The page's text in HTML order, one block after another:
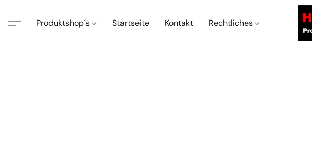
Produktshop´s Startseite Kontakt Rechtliches